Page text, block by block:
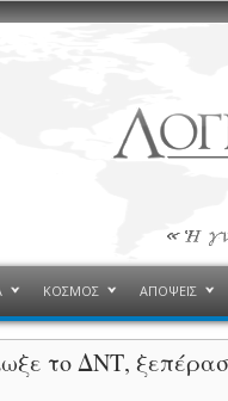
ΚΟΣΜΟΣ ΑΠΟΨΕΙΣ
το ΔΝΤ,